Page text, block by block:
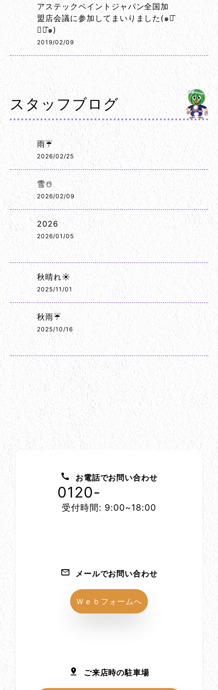
アステックペイントジャパン全国加
盟店会議に参加してまいりました(๑･̑
◡･̑๑)
2019/02/09
スタッフブログ
雨☔
2026/02/25
雪☃️
2026/02/09
2026
2026/01/05
秋晴れ☀️
2025/11/01
秋雨☔
2025/10/16
お電話でお問い合わせ
0120-
受付時間: 9:00~18:00
メールでお問い合わせ
Ｗｅｂフォームへ
ご来店時の駐車場